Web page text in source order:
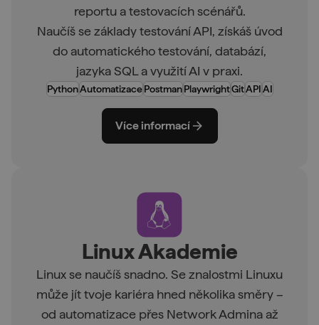
reportu a testovacích scénářů.
Naučíš se základy testování API, získáš úvod
do automatického testování, databází,
jazyka SQL a využití AI v praxi.
PythonAutomatizace Postman PlaywrightGitAPIAI
Více informací
Linux Akademie
Linux se naučíš snadno. Se znalostmi Linuxu
může jít tvoje kariéra hned několika směry –
od automatizace přes Network Admina až